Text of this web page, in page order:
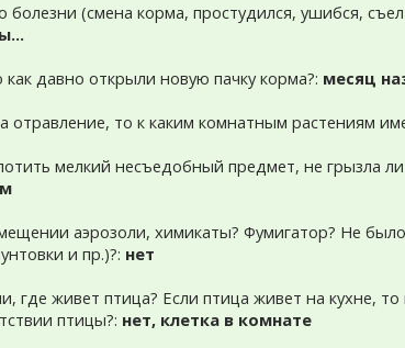
болезни (смена корма, простудился, ушибся,
давно открыли новую пачку корма?: месяц
отравление, то к каким комнатным растениям
мелкий несъедобный предмет, не грызла
аэрозоли, химикаты? Фумигатор? Не
и пр.)?: нет
где живет птица? Если птица живет на кухне,
птицы?: нет, клетка в комнате